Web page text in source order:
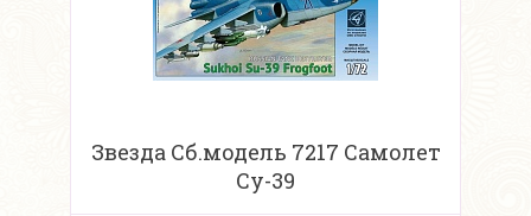
Звезда Сб.модель 7217 Самолет
Су-39